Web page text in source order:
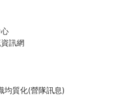
訊網
均質化(營隊訊息)